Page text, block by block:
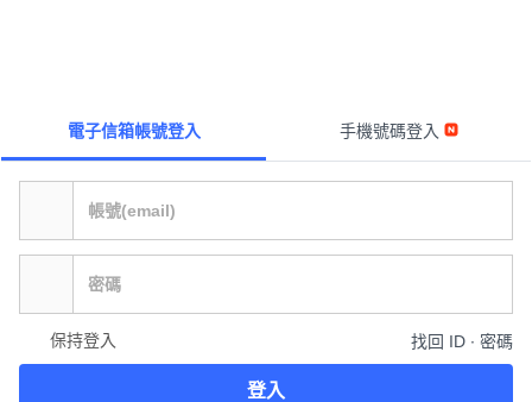
電子信箱帳號登入 手機號碼登入
保持登入 找回 ID ∙ 密碼
登入